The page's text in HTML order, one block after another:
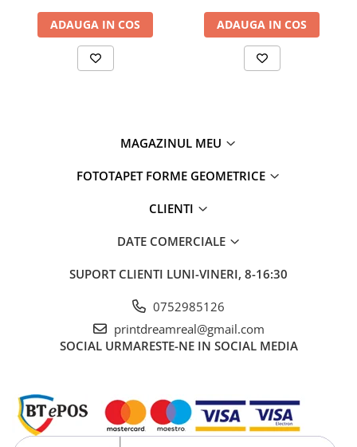
ADAUGA IN COS ADAUGA IN COS
MAGAZINUL MEU
FOTOTAPET FORME GEOMETRICE
CLIENTI
DATE COMERCIALE
SUPORT CLIENTI LUNI-VINERI, 8-16:30
0752985126
printdreamreal@gmail.com
SOCIAL URMARESTE-NE IN SOCIAL MEDIA